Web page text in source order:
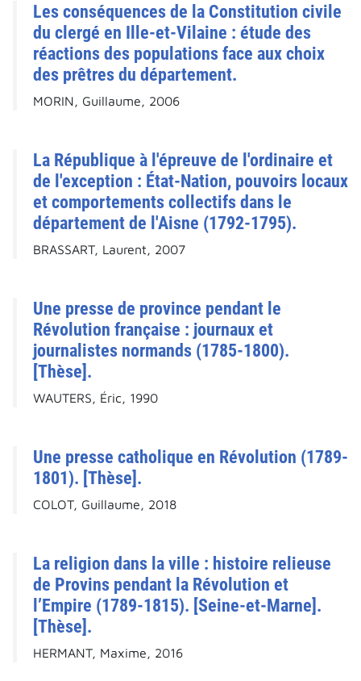
Les conséquences de la Constitution civile
du clergé en Ille-et-Vilaine : étude des
réactions des populations face aux choix
des prêtres du département.
MORIN, Guillaume, 2006
La République à l'épreuve de l'ordinaire et
de l'exception : État-Nation, pouvoirs locaux
et comportements collectifs dans le
département de l'Aisne (1792-1795).
BRASSART, Laurent, 2007
Une presse de province pendant le
Révolution française : journaux et
journalistes normands (1785-1800).
[Thèse].
WAUTERS, Éric, 1990
Une presse catholique en Révolution (1789-
1801). [Thèse].
COLOT, Guillaume, 2018
La religion dans la ville : histoire relieuse
de Provins pendant la Révolution et
l’Empire (1789-1815). [Seine-et-Marne].
[Thèse].
HERMANT, Maxime, 2016